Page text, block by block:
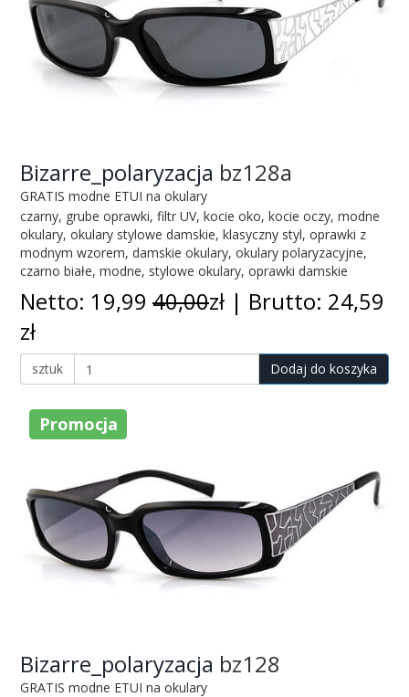
Bizarre_polaryzacja bz128a
GRATIS modne ETUI na okulary
czarny, grube oprawki, filtr UV, kocie oko, kocie oczy, modne
okulary, okulary stylowe damskie, klasyczny styl, oprawki z
modnym wzorem, damskie okulary, okulary polaryzacyjne,
czarno białe, modne, stylowe okulary, oprawki damskie
Netto: 19,99 40,00zł | Brutto: 24,59
zł
sztuk Dodaj do koszyka
Bizarre_polaryzacja bz128
GRATIS modne ETUI na okulary
Promocja